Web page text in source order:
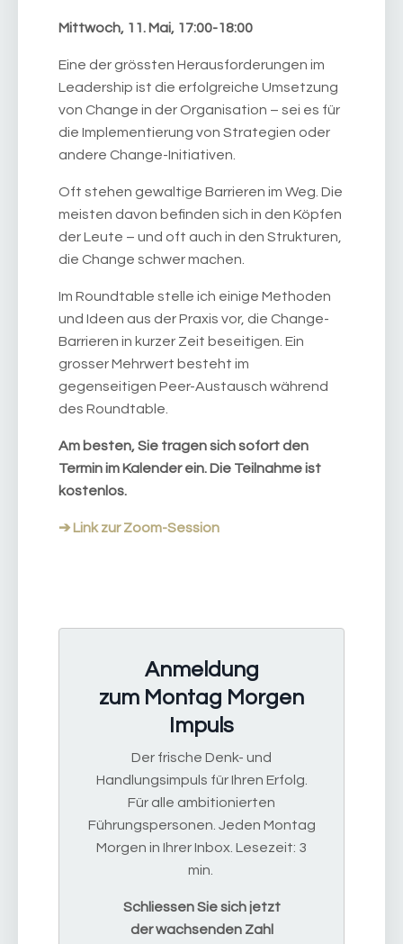
Mittwoch, 11. Mai, 17:00-18:00
Eine der grössten Herausforderungen im
Leadership ist die erfolgreiche Umsetzung
von Change in der Organisation – sei es für
die Implementierung von Strategien oder
andere Change-Initiativen.
Oft stehen gewaltige Barrieren im Weg. Die
meisten davon befinden sich in den Köpfen
der Leute – und oft auch in den Strukturen,
die Change schwer machen.
Im Roundtable stelle ich einige Methoden
und Ideen aus der Praxis vor, die Change-
Barrieren in kurzer Zeit beseitigen. Ein
grosser Mehrwert besteht im
gegenseitigen Peer-Austausch während
des Roundtable.
Am besten, Sie tragen sich sofort den
Termin im Kalender ein. Die Teilnahme ist
kostenlos.
➔ Link zur Zoom-Session
Anmeldung
zum Montag Morgen
Impuls
Der frische Denk- und
Handlungsimpuls für Ihren Erfolg.
Für alle ambitionierten
Führungspersonen. Jeden Montag
Morgen in Ihrer Inbox. Lesezeit: 3
min.
Schliessen Sie sich jetzt
der wachsenden Zahl